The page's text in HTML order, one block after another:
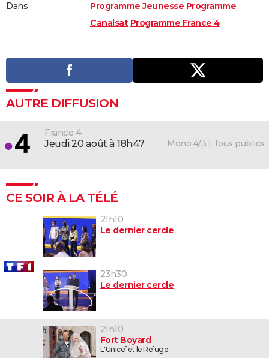
Dans
Programme Jeunesse Programme
Canalsat Programme France 4
AUTRE DIFFUSION
France 4
jeudi 20 août à 18h47 Mono 4/3 | Tous publics
CE SOIR À LA TÉLÉ
21h10
Le dernier cercle
23h30
Le dernier cercle
21h10
Fort Boyard
L'Unicef et le Refuge